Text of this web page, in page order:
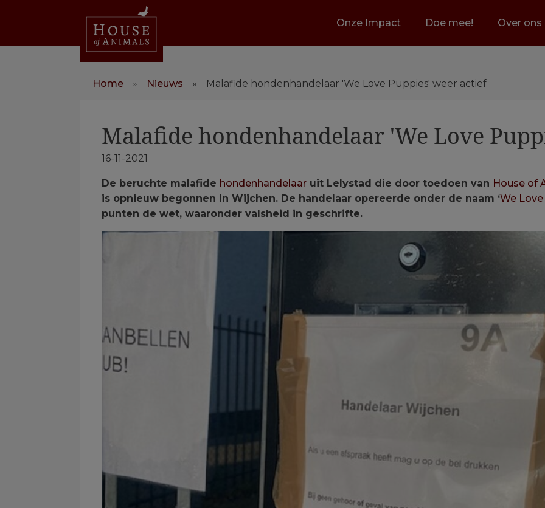
Onze Impact Doe mee! Over ons
Home » Nieuws » Malafide hondenhandelaar 'We Love Puppies' weer actief
Malafide hondenhandelaar 'We Love
16-11-2021
De beruchte malafide hondenhandelaar uit Lelystad die door toedoen van House of
is opnieuw begonnen in Wijchen. De handelaar opereerde onder de naam ‘We
punten de wet, waaronder valsheid in geschrifte.